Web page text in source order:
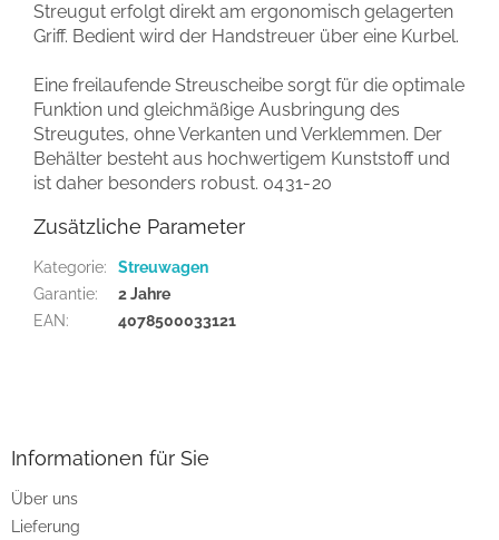
Streugut erfolgt direkt am ergonomisch gelagerten
Griff. Bedient wird der Handstreuer über eine Kurbel.
Eine freilaufende Streuscheibe sorgt für die optimale
Funktion und gleichmäßige Ausbringung des
Streugutes, ohne Verkanten und Verklemmen. Der
Behälter besteht aus hochwertigem Kunststoff und
ist daher besonders robust. 0431-20
Zusätzliche Parameter
Kategorie:
Streuwagen
Garantie:
2 Jahre
EAN: 4078500033121
Informationen für Sie
Über uns
Lieferung